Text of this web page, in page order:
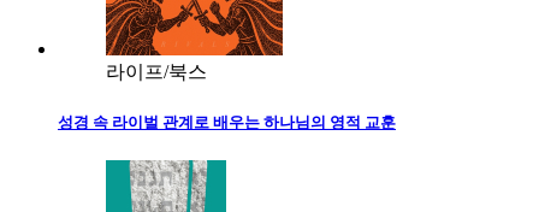
라이프/북스
성경 속 라이벌 관계로 배우는 하나님의 영적 교훈